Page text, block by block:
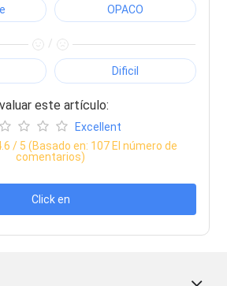
OPACO
/
Dificil
este artículo:
Excellent
/ 5 (Basado en: 107El número de
comentarios)
Click en